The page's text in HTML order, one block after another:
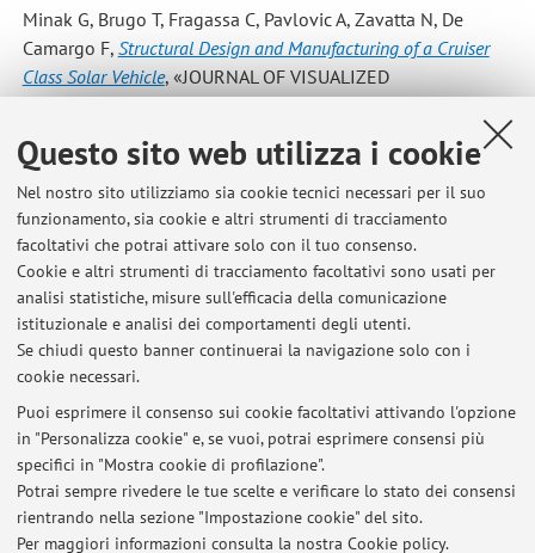
Questo sito web utilizza i cookie
Nel nostro sito utilizziamo sia cookie tecnici necessari per il suo
funzionamento, sia cookie e altri strumenti di tracciamento
facoltativi che potrai attivare solo con il tuo consenso.
Cookie e altri strumenti di tracciamento facoltativi sono usati per
analisi statistiche, misure sull'efficacia della comunicazione
istituzionale e analisi dei comportamenti degli utenti.
Se chiudi questo banner continuerai la navigazione solo con i
cookie necessari.
Puoi esprimere il consenso sui cookie facoltativi attivando l'opzione
in "Personalizza cookie" e, se vuoi, potrai esprimere consensi più
specifici in "Mostra cookie di profilazione".
Potrai sempre rivedere le tue scelte e verificare lo stato dei consensi
rientrando nella sezione "Impostazione cookie" del sito.
Per maggiori informazioni consulta la nostra Cookie policy.
Minak G, Brugo T, Fragassa C, Pavlovic A, Zavatta N, De
Camargo F, Structural Design and Manufacturing of a Cruiser
Class Solar Vehicle, «JOURNAL OF VISUALIZED
Troiani, Enrico; Zavatta, Nicola,The Effect of Laser Peening
without Coating on the Fatigue of a 6082-T6 Aluminum Alloy
with a Curved Notch
, «METALS», 2019, 9, Article number:
728, pp. 1 - 11 [articolo]
Open Access
Ultimi avvisi
Al momento non sono presenti avvisi.